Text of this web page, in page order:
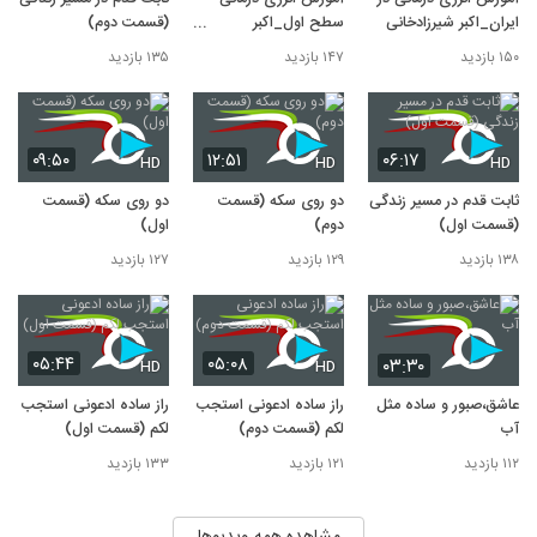
ایران_اکبر شیرزادخانی
۱۵۰ بازدید
سطح اول_اکبر
شیرزادخانی
۱۴۷ بازدید
(قسمت دوم)
۱۳۵ بازدید
۰۶:۱۷ HD
ثابت قدم در مسیر زندگی
(قسمت اول)
۱۳۸ بازدید
۱۲:۵۱ HD
دو روی سکه (قسمت
دوم)
۱۲۹ بازدید
۰۹:۵۰ HD
دو روی سکه (قسمت
اول)
۱۲۷ بازدید
۰۳:۳۰
عاشق،صبور و ساده مثل
آب
۱۱۲ بازدید
۰۵:۰۸ HD
راز ساده ادعونی استجب
لکم (قسمت دوم)
۱۲۱ بازدید
۰۵:۴۴ HD
راز ساده ادعونی استجب
لکم (قسمت اول)
۱۳۳ بازدید